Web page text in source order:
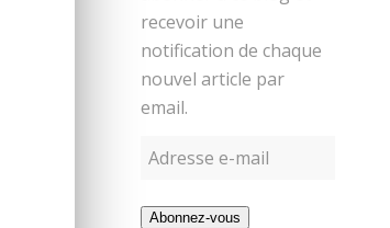
recevoir une
notification de chaque
nouvel article par
email.
Abonnez-vous